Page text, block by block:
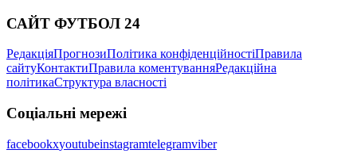
САЙТ ФУТБОЛ 24
РедакціяПрогнозиПолітика конфіденційностіПравила
сайтуКонтактиПравила коментуванняРедакційна
політикаСтруктура власності
Соціальні мережі
facebookxyoutubeinstagramtelegramviber